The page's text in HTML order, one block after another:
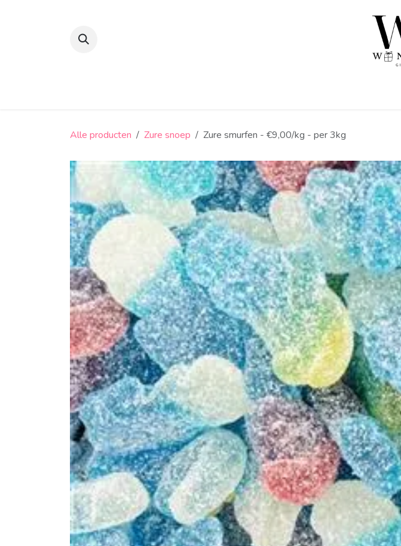
Alle producten Zure snoep Zure smurfen - €9,00/kg - per 3kg